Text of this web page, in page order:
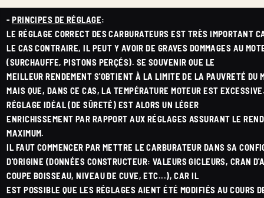
-PRINCIPES DE RÉGLAGE:
LE RÉGLAGE CORRECT DES CARBURATEURS EST TRÈS IMPORTANT
LE CAS CONTRAIRE, IL PEUT Y AVOIR DE GRAVES DOMMAGES AU
(SURCHAUFFE, PISTONS PERÇÉS). SE SOUVENIR QUE LE
MEILLEUR RENDEMENT S'OBTIENT À LA LIMITE DE LA PAUVRETÉ DU
MAIS QUE, DANS CE CAS, LA TEMPÉRATURE MOTEUR EST
RÉGLAGE IDÉAL (DE SÛRETÉ) EST ALORS UN LÉGER
ENRICHISSEMENT PAR RAPPORT AUX RÉGLAGES ASSURANT LE
MAXIMUM.
IL FAUT COMMENCER PAR METTRE LE CARBURATEUR DANS SA
D'ORIGINE (DONNÉES CONSTRUCTEUR: VALEURS GICLEURS, CRAN
COUPE BOISSEAU, NIVEAU DE CUVE, ETC...), CAR IL
EST POSSIBLE QUE LES RÉGLAGES AIENT ÉTÉ MODIFIÉS AU COURS